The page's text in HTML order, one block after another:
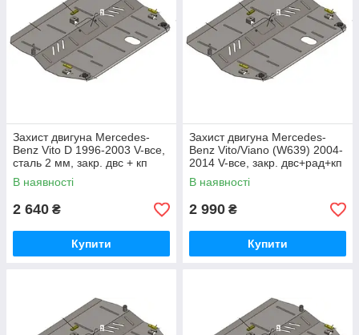
Захист двигуна Mercedes-
Benz Vito D 1996-2003 V-все,
сталь 2 мм, закр. двс + кп
В наявності
2 640 ₴
Купити
Захист двигуна Mercedes-
Benz Vito/Viano (W639) 2004-
2014 V-все, закр. двc+рад+кп
В наявності
2 990 ₴
Купити